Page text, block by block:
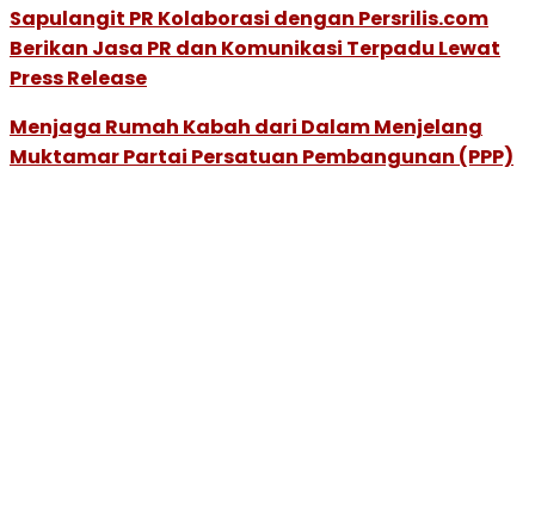
Sapulangit PR Kolaborasi dengan Persrilis.com
Berikan Jasa PR dan Komunikasi Terpadu Lewat
Press Release
Menjaga Rumah Kabah dari Dalam Menjelang
Muktamar Partai Persatuan Pembangunan (PPP)